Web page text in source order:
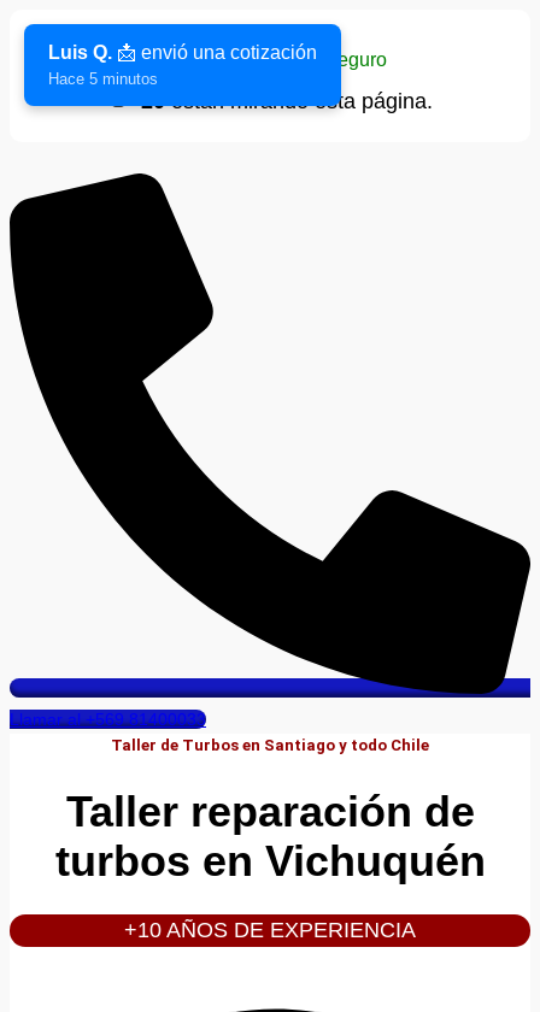
Sitio verificado y seguro
👁️ 20están mirando esta página.
Llamar al +569 81400033
Taller de Turbos en Santiago y todo Chile
Taller reparación de
turbos en Vichuquén
+10 AÑOS DE EXPERIENCIA
Luis Q. 📩 envió una cotización
Hace 5 minutos